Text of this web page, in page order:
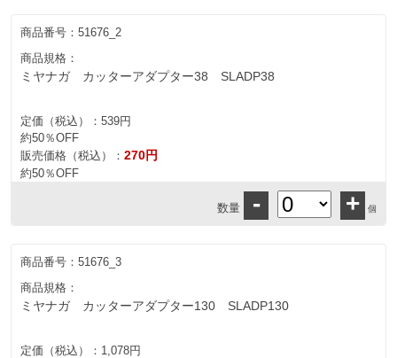
商品番号： 51676_2
商品規格：
ミヤナガ カッターアダプター38 SLADP38
定価（税込）： 539円
約50％OFF
販売価格（税込）： 270円
約50％OFF
数量 - + 個
商品番号： 51676_3
商品規格：
ミヤナガ カッターアダプター130 SLADP130
定価（税込）： 1,078円